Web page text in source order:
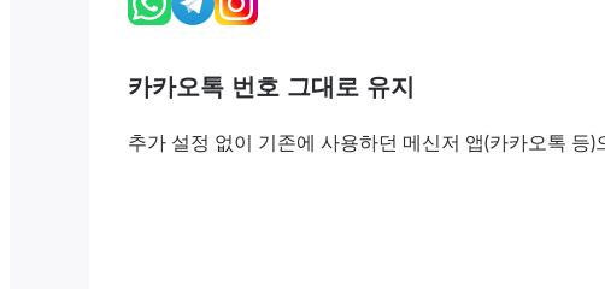
카카오톡 번호 그대로 유지
추가 설정 없이 기존에 사용하던 메신저 앱(카카오톡